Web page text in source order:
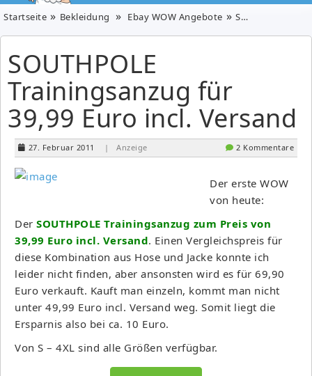
Startseite Bekleidung Ebay WOW Angebote SOUTHPOLE Trainingsanzug für 39,99 Euro incl. Versand
SOUTHPOLE
Trainingsanzug für
39,99 Euro incl. Versand
27. Februar 2011 | Anzeige 2 Kommentare
Der erste WOW
von heute:
Der SOUTHPOLE Trainingsanzug zum Preis von
39,99 Euro incl. Versand. Einen Vergleichspreis für
diese Kombination aus Hose und Jacke konnte ich
leider nicht finden, aber ansonsten wird es für 69,90
Euro verkauft. Kauft man einzeln, kommt man nicht
unter 49,99 Euro incl. Versand weg. Somit liegt die
Ersparnis also bei ca. 10 Euro.
Von S – 4XL sind alle Größen verfügbar.